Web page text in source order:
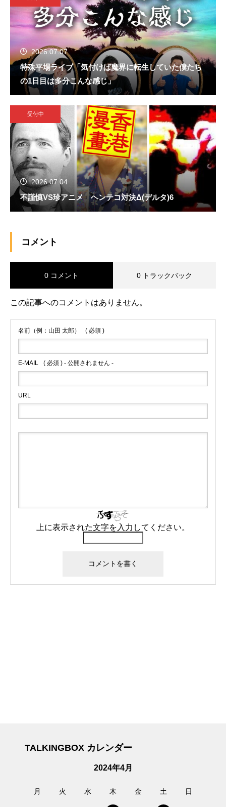
2026.07.07
特殊平場ライブ「気付けば魔界に転生していた僕たち
の1日目は多分こんな感じ」
受付中
2026.07.04
不謹慎VS珍アニメ ヘンテコ対決Δ(デルタ)6
コメント
0 コメント 0 トラックバック
この記事へのコメントはありません。
名前（例：山田 太郎） ( 必須 )
E-MAIL ( 必須 ) - 公開されません -
URL
上に表示された文字を入力してください。
TALKINGBOX カレンダー
2024年4月
月 火 水 木 金 土 日